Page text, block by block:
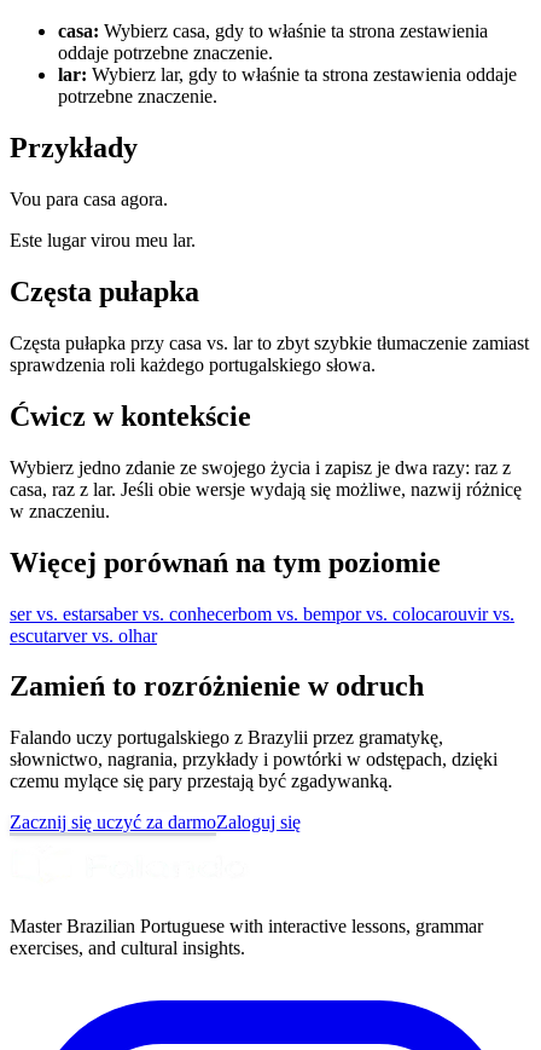
casa: Wybierz casa, gdy to właśnie ta strona zestawienia
oddaje potrzebne znaczenie.
lar: Wybierz lar, gdy to właśnie ta strona zestawienia oddaje
potrzebne znaczenie.
Przykłady
Vou para casa agora.
Este lugar virou meu lar.
Częsta pułapka
Częsta pułapka przy casa vs. lar to zbyt szybkie tłumaczenie zamiast
sprawdzenia roli każdego portugalskiego słowa.
Ćwicz w kontekście
Wybierz jedno zdanie ze swojego życia i zapisz je dwa razy: raz z
casa, raz z lar. Jeśli obie wersje wydają się możliwe, nazwij różnicę
w znaczeniu.
Więcej porównań na tym poziomie
ser vs. estarsaber vs. conhecerbom vs. bempor vs. colocarouvir vs.
escutarver vs. olhar
Zamień to rozróżnienie w odruch
Falando uczy portugalskiego z Brazylii przez gramatykę,
słownictwo, nagrania, przykłady i powtórki w odstępach, dzięki
czemu mylące się pary przestają być zgadywanką.
Zacznij się uczyć za darmoZaloguj się
Master Brazilian Portuguese with interactive lessons, grammar
exercises, and cultural insights.